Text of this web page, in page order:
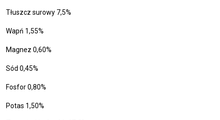
Tłuszcz surowy 7,5%
Wapń 1,55%
Magnez 0,60%
Sód 0,45%
Fosfor 0,80%
Potas 1,50%